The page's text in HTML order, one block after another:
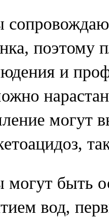
поэтому
и
могут
могут быть
вод,